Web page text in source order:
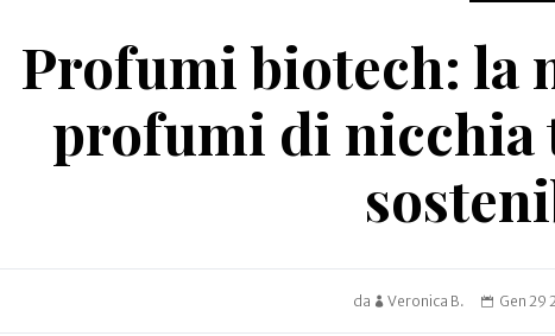
Profumi biotech: la
profumi di nicchia
da Veronica B. Gen 29